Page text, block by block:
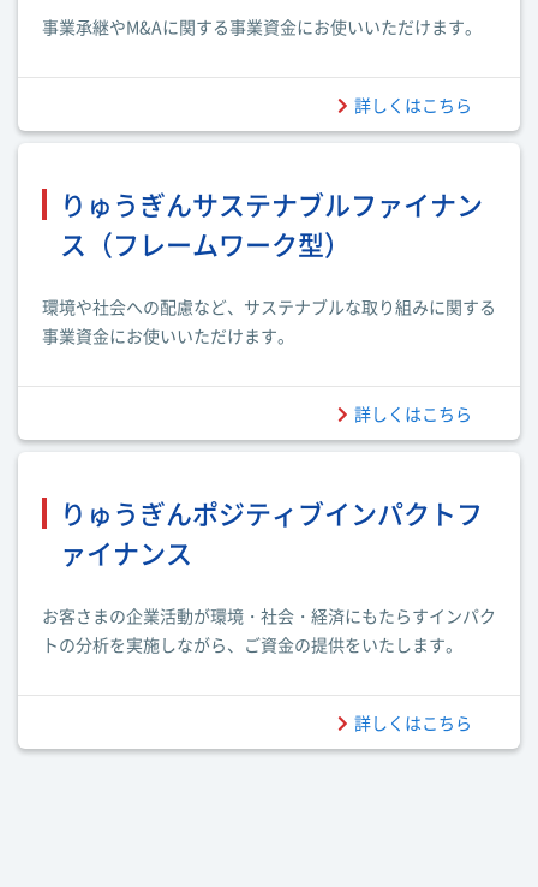
事業承継やM&Aに関する事業資金にお使いいただけます。
詳しくはこちら
りゅうぎんサステナブルファイナン
ス（フレームワーク型）
環境や社会への配慮など、サステナブルな取り組みに関する
事業資金にお使いいただけます。
詳しくはこちら
りゅうぎんポジティブインパクトフ
ァイナンス
お客さまの企業活動が環境・社会・経済にもたらすインパク
トの分析を実施しながら、ご資金の提供をいたします。
詳しくはこちら